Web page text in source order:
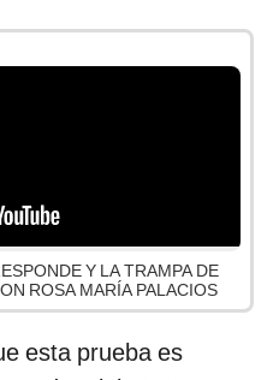
Y LA TRAMPA DE
ROSA MARÍA PALACIOS
esta prueba es